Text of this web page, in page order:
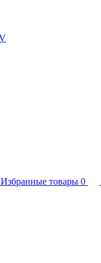
Избранные товары 0